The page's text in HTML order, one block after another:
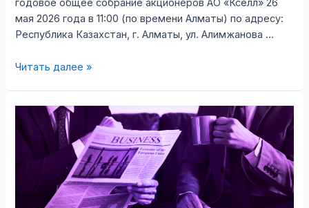
годовое общее собрание акционеров АО «Кселл» 26
мая 2026 года в 11:00 (по времени Алматы) по адресу:
Республика Казахстан, г. Алматы, ул. Алимжанова …
Извещение
годового
Общего
собрания
акционеров
«Кселл»
Читать далее »